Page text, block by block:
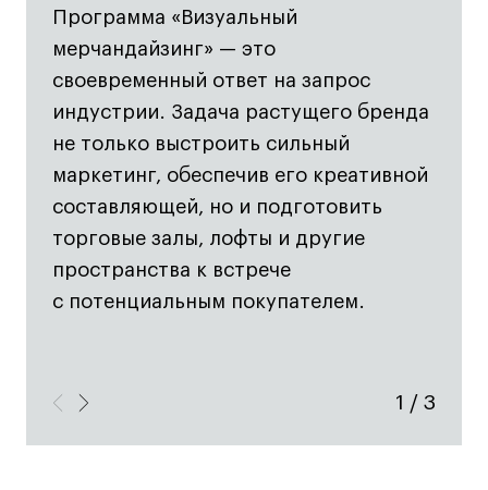
Для прессы
Поступающим
Условия поступления
График учебного года
Вопросы и ответы
Программа «Визуальный
мерчандайзинг» — это
своевременный ответ на запрос
индустрии. Задача растущего бренда
не только выстроить сильный
маркетинг, обеспечив его креативной
составляющей, но и подготовить
торговые залы, лофты и другие
пространства к встрече
с потенциальным покупателем.
1 / 3